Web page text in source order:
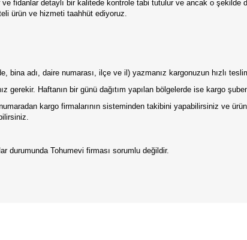
fidanlar detaylı bir kalitede kontrole tabi tutulur ve ancak o
ürün ve hizmeti taahhüt ediyoruz.
adı, daire numarası, ilçe ve il) yazmanız kargonuzun hızlı
Haftanın bir günü dağıtım yapılan bölgelerde ise kargo
kargo firmalarının sisteminden takibini yapabilirsiniz ve
durumunda Tohumevi firması sorumlu değildir.